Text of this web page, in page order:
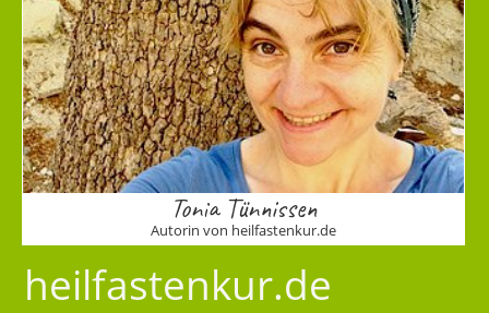
Tonia Tünnissen
Autorin von heilfastenkur.de
heilfastenkur.de